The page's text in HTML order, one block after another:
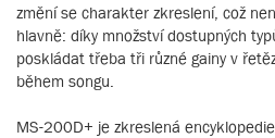
změní se charakter zkreslení, což
hlavně: díky množství dostupných
poskládat třeba tři různé gainy v
během songu.
MS-200D+ je zkreslená